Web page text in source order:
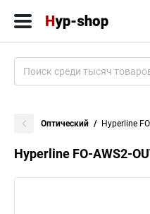
Оптический Hyperline
Hyperline FO-AWS2-